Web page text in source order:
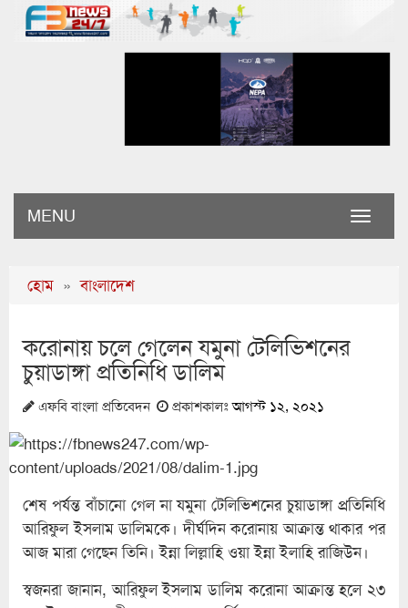
Toggle
MENU
হোম » বাংলাদেশ
করোনায় চলে গেলেন যমুনা টেলিভিশনের
চুয়াডাঙ্গা প্রতিনিধি ডালিম
এফবি বাংলা প্রতিবেদন প্রকাশকালঃআগস্ট ১২, ২০২১
শেষ পর্যন্ত বাঁচানো গেল না যমুনা টেলিভিশনের চুয়াডাঙ্গা প্রতিনিধি
আরিফুল ইসলাম ডালিমকে। দীর্ঘদিন করোনায় আক্রান্ত থাকার পর
আজ মারা গেছেন তিনি। ইন্না লিল্লাহি ওয়া ইন্না ইলাহি রাজিউন।
স্বজনরা জানান, আরিফুল ইসলাম ডালিম করোনা আক্রান্ত হলে ২৩